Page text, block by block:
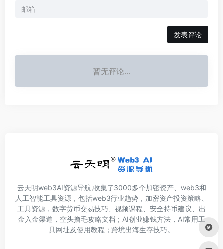
发表评论
暂无评论...
云天明web3AI资源导航,收集了3000多个加密资产、web3和
人工智能工具资源，包括web3行业趋势，加密资产投资策略、
工具资源，数字货币交易技巧、视频课程、安全持币建议、出
金入金渠道，空头撸毛攻略文档；AI创业赚钱方法，AI常用工
具网址及使用教程；跨境出海生存技巧。